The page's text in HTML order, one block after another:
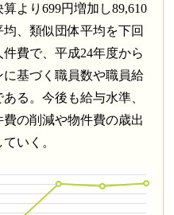
より699円増加し89,610
、類似団体平均を下回
費で、平成24年度から
基づく職員数や職員給
る。今後も給与水準、
の削減や物件費の歳出
いく。